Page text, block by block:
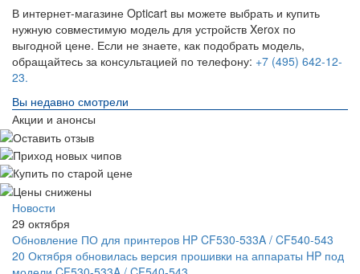
В интернет-магазине Opticart вы можете выбрать и купить
нужную совместимую модель для устройств Xerox по
выгодной цене. Если не знаете, как подобрать модель,
обращайтесь за консультацией по телефону: +7 (495) 642-12-
23.
Вы недавно смотрели
Акции и анонсы
Новости
29 октября
Обновление ПО для принтеров HP CF530-533A / CF540-543
20 Октября обновилась версия прошивки на аппараты HP под